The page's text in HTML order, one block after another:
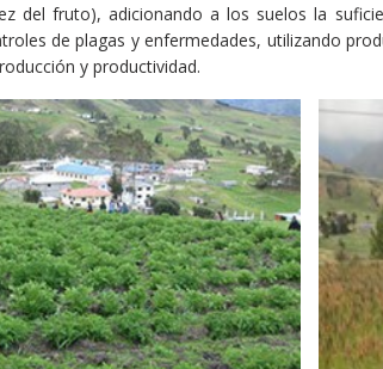
del fruto), adicionando a los suelos la
de plagas y enfermedades, utilizando
y productividad.